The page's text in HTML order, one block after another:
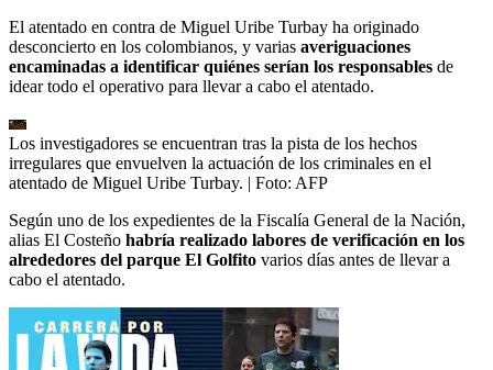
El atentado en contra de Miguel Uribe Turbay ha originado
desconcierto en los colombianos, y varias averiguaciones
encaminadas a identificar quiénes serían los responsables de
idear todo el operativo para llevar a cabo el atentado.
Los investigadores se encuentran tras la pista de los hechos
irregulares que envuelven la actuación de los criminales en el
atentado de Miguel Uribe Turbay. | Foto: AFP
Según uno de los expedientes de la Fiscalía General de la Nación,
alias El Costeño habría realizado labores de verificación en los
alrededores del parque El Golfito varios días antes de llevar a
cabo el atentado.